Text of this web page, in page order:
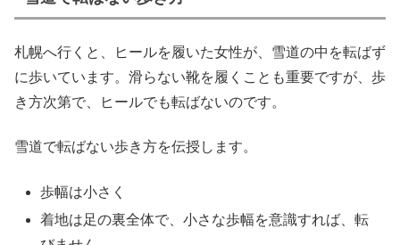
札幌へ行くと、ヒールを履いた女性が、雪道の中を転ばず
に歩いています。滑らない靴を履くことも重要ですが、歩
き方次第で、ヒールでも転ばないのです。
雪道で転ばない歩き方を伝授します。
歩幅は小さく
着地は足の裏全体で、小さな歩幅を意識すれば、転